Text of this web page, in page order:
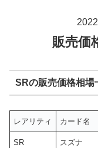
販売価
SRの販売価格相場
レアリティ カード名
SR スズナ